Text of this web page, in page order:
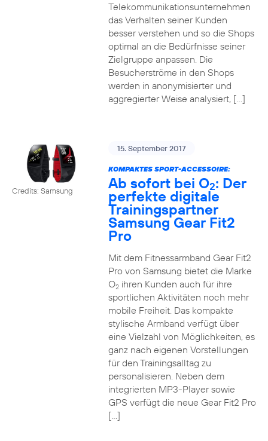
Telekommunikationsunternehmen
das Verhalten seiner Kunden
besser verstehen und so die Shops
optimal an die Bedürfnisse seiner
Zielgruppe anpassen. Die
Besucherströme in den Shops
werden in anonymisierter und
aggregierter Weise analysiert, […]
Credits: Samsung
15. September 2017
KOMPAKTES SPORT-ACCESSOIRE:
Ab sofort bei O2: Der
perfekte digitale
Trainingspartner
Samsung Gear Fit2
Pro
Mit dem Fitnessarmband Gear Fit2
Pro von Samsung bietet die Marke
O2ihren Kunden auch für ihre
sportlichen Aktivitäten noch mehr
mobile Freiheit. Das kompakte
stylische Armband verfügt über
eine Vielzahl von Möglichkeiten, es
ganz nach eigenen Vorstellungen
für den Trainingsalltag zu
personalisieren. Neben dem
integrierten MP3-Player sowie
GPS verfügt die neue Gear Fit2 Pro
[…]